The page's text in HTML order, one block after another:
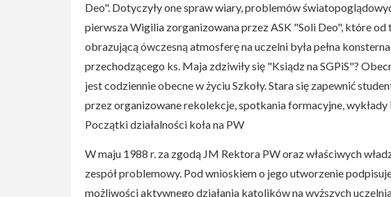
Deo". Dotyczyły one spraw wiary, problemów
pierwsza Wigilia zorganizowana przez ASK "Soli Deo", które
obrazującą ówczesną atmosferę na uczelni była pełna
przechodzącego ks. Maja zdziwiły się "Ksiądz na SGPiS"?
jest codziennie obecne w życiu Szkoły. Stara się zapewnić
przez organizowane rekolekcje, spotkania formacyjne,
Początki działalności koła na PW
W maju 1988 r. za zgodą JM Rektora PW oraz właściwych
zespół problemowy. Pod wnioskiem o jego utworzenie
możliwości aktywnego działania katolików na wyższych